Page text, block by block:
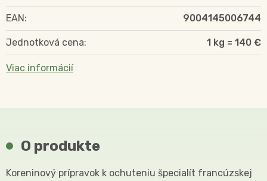
EAN: 9004145006744
Jednotková cena: 1 kg = 140 €
Viac informácií
O produkte
Koreninový prípravok k ochuteniu špecialít francúzskej